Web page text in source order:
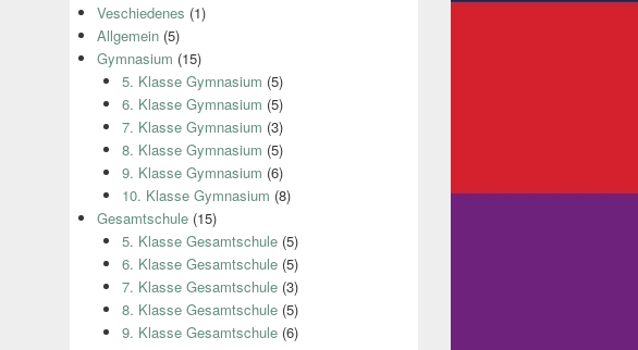
Veschiedenes (1)
Allgemein (5)
Gymnasium (15)
5. Klasse Gymnasium (5)
6. Klasse Gymnasium (5)
7. Klasse Gymnasium (3)
8. Klasse Gymnasium (5)
9. Klasse Gymnasium (6)
10. Klasse Gymnasium (8)
Gesamtschule (15)
5. Klasse Gesamtschule(5)
6. Klasse Gesamtschule(5)
7. Klasse Gesamtschule(3)
8. Klasse Gesamtschule(5)
9. Klasse Gesamtschule(6)